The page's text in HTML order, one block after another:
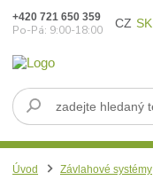
CZ SK
+420 721 650 359
Po-Pá: 9:00-18:00
Úvod Závlahové systémy